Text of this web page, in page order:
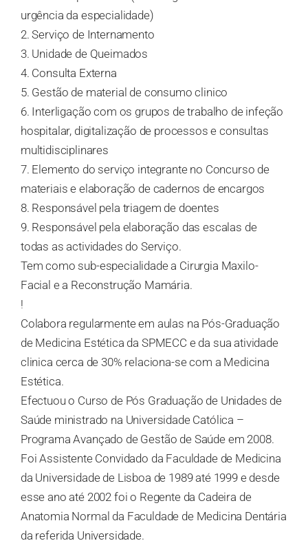
urgência da especialidade)
2. Serviço de Internamento
3. Unidade de Queimados
4. Consulta Externa
5. Gestão de material de consumo clinico
6. Interligação com os grupos de trabalho de infeção
hospitalar, digitalização de processos e consultas
multidisciplinares
7. Elemento do serviço integrante no Concurso de
materiais e elaboração de cadernos de encargos
8. Responsável pela triagem de doentes
9. Responsável pela elaboração das escalas de
todas as actividades do Serviço.
Tem como sub-especialidade a Cirurgia Maxilo-
Facial e a Reconstrução Mamária.
!
Colabora regularmente em aulas na Pós-Graduação
de Medicina Estética da SPMECC e da sua atividade
clinica cerca de 30% relaciona-se com a Medicina
Estética.
Efectuou o Curso de Pós Graduação de Unidades de
Saúde ministrado na Universidade Católica –
Programa Avançado de Gestão de Saúde em 2008.
Foi Assistente Convidado da Faculdade de Medicina
da Universidade de Lisboa de 1989 até 1999 e desde
esse ano até 2002 foi o Regente da Cadeira de
Anatomia Normal da Faculdade de Medicina Dentária
da referida Universidade.